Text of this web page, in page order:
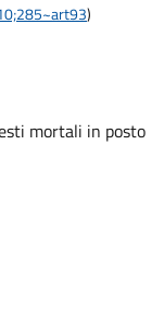
)
mortali in posto